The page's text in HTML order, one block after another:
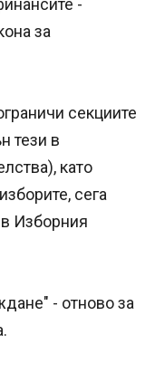
-
за
секциите
тези в
като
сега
Изборния
- отново за